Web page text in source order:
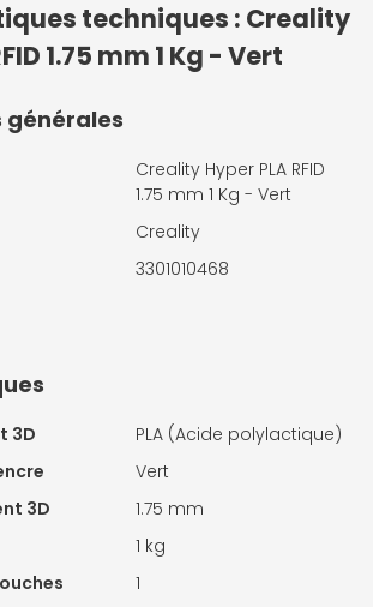
techniques : Creality
1.75 mm 1 Kg - Vert
Creality Hyper PLA RFID
1.75 mm 1 Kg - Vert
Creality
3301010468
3D
PLA (Acide polylactique)
Vert
3D
1.75 mm
1 kg
1